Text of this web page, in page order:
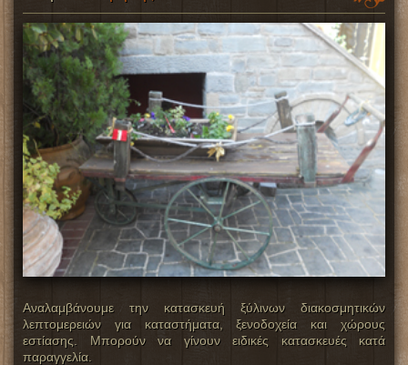
Αναλαμβάνουμε την κατασκευή ξύλινων διακοσμητικών
λεπτομερειών για καταστήματα, ξενοδοχεία και χώρους
εστίασης. Μπορούν να γίνουν ειδικές κατασκευές κατά
παραγγελία.